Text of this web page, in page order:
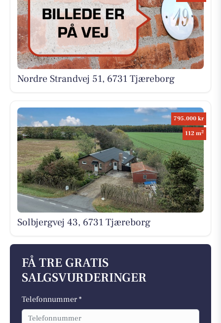
Nordre Strandvej 51, 6731 Tjæreborg
795.000 kr
112 m2
Solbjergvej 43, 6731 Tjæreborg
FÅ TRE GRATIS
SALGSVURDERINGER
Telefonnummer *